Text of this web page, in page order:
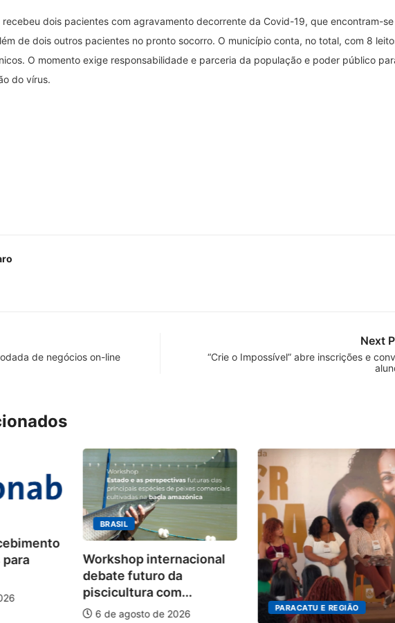
recebeu dois pacientes com agravamento decorrente da Covid-19, que encontram-se
de dois outros pacientes no pronto socorro. O município conta, no total, com 8
O momento exige responsabilidade e parceria da população e poder público
do vírus.
de negócios on-line
Next
“Crie o Impossível” abre inscrições e
BRASIL
Workshop internacional
debate futuro da
piscicultura com...
6 de agosto de 2026
PARACATU E REGIÃO